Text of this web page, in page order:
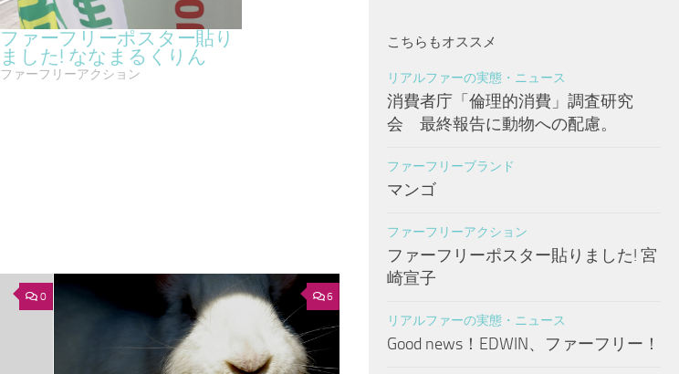
ファーフリーポスター貼り
ました! ななまるくりん
ファーフリーアクション
0 6
こちらもオススメ
リアルファーの実態・ニュース
消費者庁「倫理的消費」調査研究
会 最終報告に動物への配慮。
ファーフリーブランド
マンゴ
ファーフリーアクション
ファーフリーポスター貼りました! 宮
崎宣子
リアルファーの実態・ニュース
Good news！EDWIN、ファーフリー！